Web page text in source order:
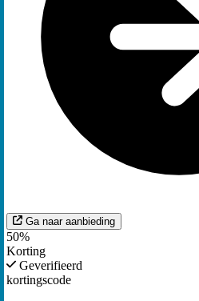
Ga naar aanbieding
50%
Korting
Geverifieerd
kortingscode